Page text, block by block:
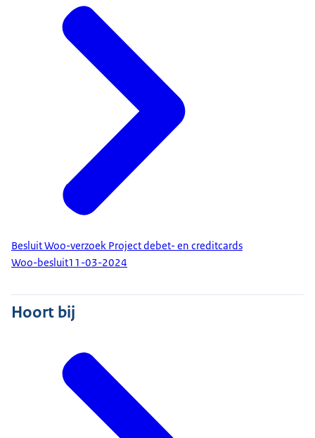
Besluit Woo-verzoek Project debet- en creditcards
Woo-besluit11-03-2024
Hoort bij